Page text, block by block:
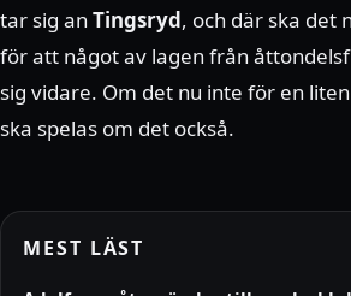
tar sig an Tingsryd, och där ska det
för att något av lagen från
sig vidare. Om det nu inte för en
ska spelas om det också.
MEST LÄST